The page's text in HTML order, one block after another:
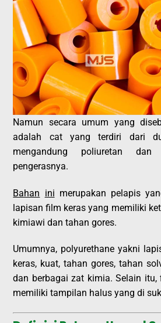
Namun secara umum yang
adalah cat yang terdiri dari
mengandung poliuretan dan
pengerasnya.
Bahan ini merupakan pelapis
lapisan film keras yang memiliki
kimiawi dan tahan gores.
Umumnya, polyurethane yakni
keras, kuat, tahan gores, tahan
dan berbagai zat kimia. Selain
memiliki tampilan halus yang di